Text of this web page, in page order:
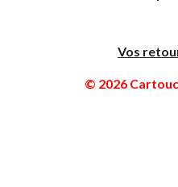
Vos
© 2026